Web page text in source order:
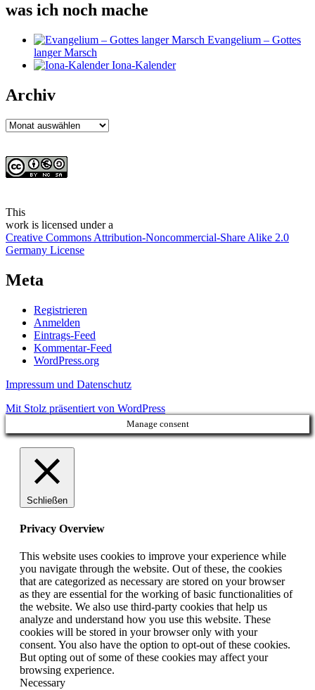
was ich noch mache
Evangelium – Gottes
langer Marsch
Iona-Kalender
Archiv
Archiv
This
work is licensed under a
Creative Commons Attribution-Noncommercial-Share Alike 2.0
Germany License
Meta
Registrieren
Anmelden
Eintrags-Feed
Kommentar-Feed
WordPress.org
Impressum und Datenschutz
Mit Stolz präsentiert von WordPress
Manage consent
Schließen
Privacy Overview
This website uses cookies to improve your experience while
you navigate through the website. Out of these, the cookies
that are categorized as necessary are stored on your browser
as they are essential for the working of basic functionalities of
the website. We also use third-party cookies that help us
analyze and understand how you use this website. These
cookies will be stored in your browser only with your
consent. You also have the option to opt-out of these cookies.
But opting out of some of these cookies may affect your
browsing experience.
Necessary